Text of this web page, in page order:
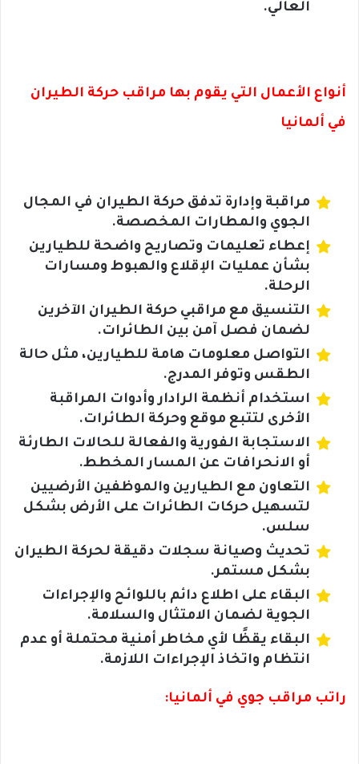
العالي.
أنواع الأعمال التي يقوم بها مراقب حركة الطيران
في ألمانيا
مراقبة وإدارة تدفق حركة الطيران في المجال
الجوي والمطارات المخصصة.
إعطاء تعليمات وتصاريح واضحة للطيارين
بشأن عمليات الإقلاع والهبوط ومسارات
الرحلة.
التنسيق مع مراقبي حركة الطيران الآخرين
لضمان فصل آمن بين الطائرات.
التواصل معلومات هامة للطيارين، مثل حالة
الطقس وتوفر المدرج.
استخدام أنظمة الرادار وأدوات المراقبة
الأخرى لتتبع موقع وحركة الطائرات.
الاستجابة الفورية والفعالة للحالات الطارئة
أو الانحرافات عن المسار المخطط.
التعاون مع الطيارين والموظفين الأرضيين
لتسهيل حركات الطائرات على الأرض بشكل
سلس.
تحديث وصيانة سجلات دقيقة لحركة الطيران
بشكل مستمر.
البقاء على اطلاع دائم باللوائح والإجراءات
الجوية لضمان الامتثال والسلامة.
البقاء يقظًا لأي مخاطر أمنية محتملة أو عدم
انتظام واتخاذ الإجراءات اللازمة.
راتب مراقب جوي في ألمانيا: